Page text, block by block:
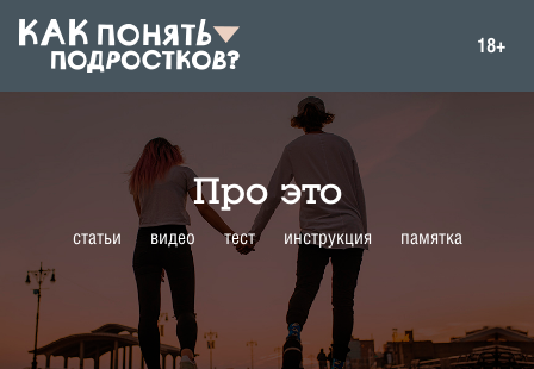
18+
Про это
статьи видео тест инструкция памятка